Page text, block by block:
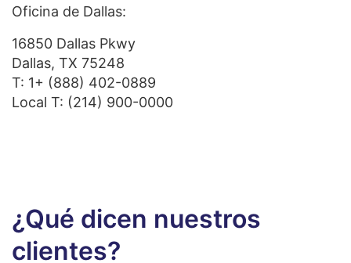
Oficina de Dallas:
16850 Dallas Pkwy
Dallas, TX 75248
T: 1+ (888) 402-0889
Local T: (214) 900-0000
¿Qué dicen nuestros
clientes?